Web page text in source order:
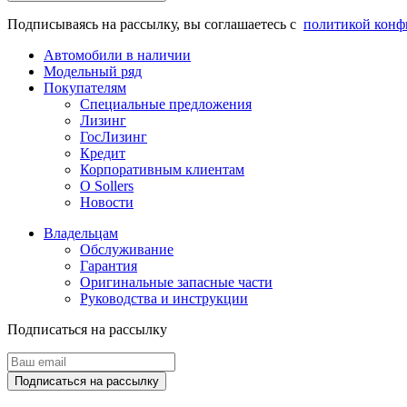
Подписываясь на рассылку, вы соглашаетесь с политикой
Автомобили в наличии
Модельный ряд
Покупателям
Специальные предложения
Лизинг
ГосЛизинг
Кредит
Корпоративным клиентам
О Sollers
Новости
Владельцам
Обслуживание
Гарантия
Оригинальные запасные части
Руководства и инструкции
Подписаться на рассылку
Подписаться на рассылку